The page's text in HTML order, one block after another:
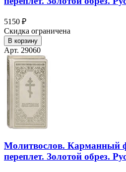
5150 ₽
Скидка ограничена
В корзину
Арт. 29060
Молитвослов. Карманный
переплет. Золотой обрез.